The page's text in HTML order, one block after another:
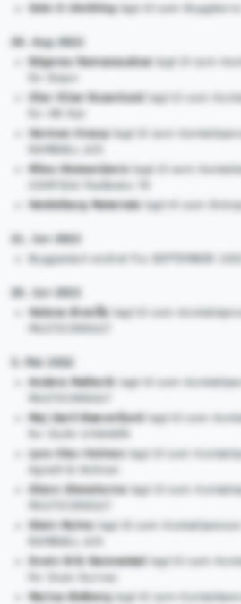
Oslo S Utviklinglagt til som Byggherre
29. Aug 2022
Edgaras Ramazauskas lagt til som
for Eiqon
Olav Riise Rosenlund
lagt til som
for HR Rør
Herman Knoop lagt til som
RAMBØLL A/S
Milos Stoisavljevic
lagt til som
CONTIGA Postboks 70
Heidelberg Materials lagt til som
21. Jun 2022
Byggestart endret fra SEPTEMBER
20. Jun 2022
Helene Øverås lagt til som
3. Mai 2022
Anders Møllevik
lagt til som
Maj Gøril Bæverfjord
lagt til som
Lars Olav Holmen
lagt til som
Agnalt & Holmen
Glenn Stenshorne lagt til som
Stein Myhre
lagt til som
RAMBØLL A/S
Svein Erik Rønnestad
lagt til som
for Scan Survey
Marius Østberglagt til som